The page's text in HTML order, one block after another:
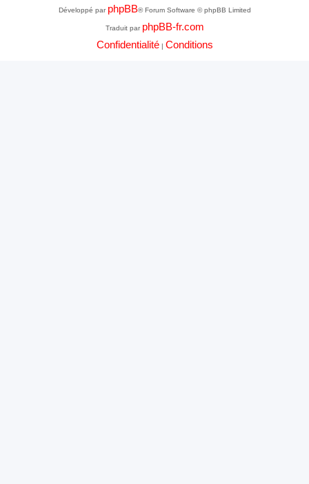
Développé par phpBB® Forum Software © phpBB Limited
Traduit par phpBB-fr.com
Confidentialité| Conditions